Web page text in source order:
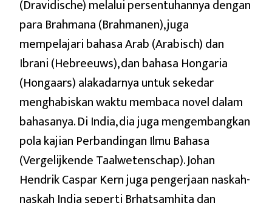
(Dravidische) melalui persentuhannya dengan
para Brahmana (Brahmanen), juga
mempelajari bahasa Arab (Arabisch) dan
Ibrani (Hebreeuws), dan bahasa Hongaria
(Hongaars) alakadarnya untuk sekedar
menghabiskan waktu membaca novel dalam
bahasanya. Di India, dia juga mengembangkan
pola kajian Perbandingan Ilmu Bahasa
(Vergelijkende Taalwetenschap). Johan
Hendrik Caspar Kern juga pengerjaan naskah-